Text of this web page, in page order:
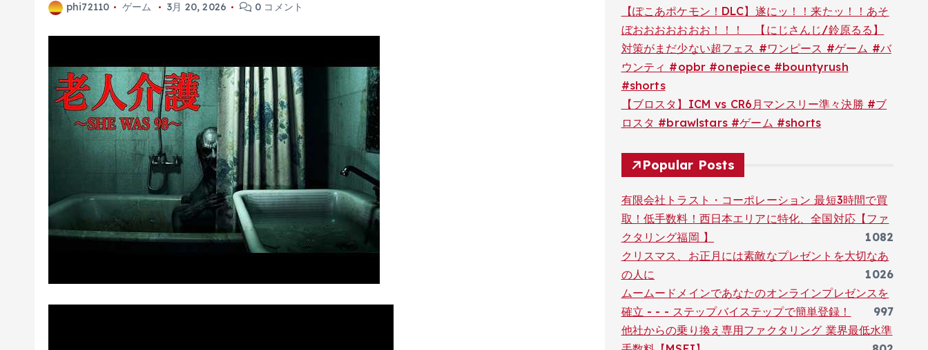
phi72110 ゲーム 3月 20, 2026 0 コメント
【ぽこあポケモン！DLC】遂にッ！！来たッ！！あそ
ぼおおおおおおお！！！ 【にじさんじ/鈴原るる】
対策がまだ少ない超フェス #ワンピース #ゲーム #バ
ウンティ #opbr #onepiece #bountyrush
#shorts
【ブロスタ】ICM vs CR6月マンスリー準々決勝 #ブ
ロスタ #brawlstars #ゲーム #shorts
Popular Posts
有限会社トラスト・コーポレーション 最短3時間で買
取！低手数料！西日本エリアに特化、全国対応【ファ
クタリング福岡 】
1082
クリスマス、お正月には素敵なプレゼントを大切なあ
の人に
1026
ムームードメインであなたのオンラインプレゼンスを
確立 - - - ステップバイステップで簡単登録！
997
他社からの乗り換え専用ファクタリング 業界最低水準